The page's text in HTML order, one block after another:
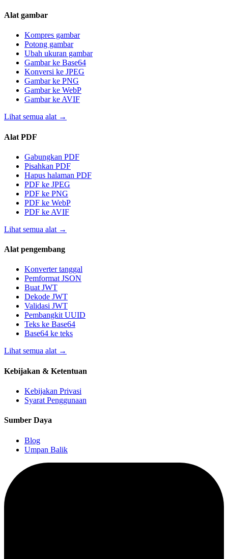
Alat gambar
Kompres gambar
Potong gambar
Ubah ukuran gambar
Gambar ke Base64
Konversi ke JPEG
Gambar ke PNG
Gambar ke WebP
Gambar ke AVIF
Lihat semua alat→
Alat PDF
Gabungkan PDF
Pisahkan PDF
Hapus halaman PDF
PDF ke JPEG
PDF ke PNG
PDF ke WebP
PDF ke AVIF
Lihat semua alat →
Alat pengembang
Konverter tanggal
Pemformat JSON
Buat JWT
Dekode JWT
Validasi JWT
Pembangkit UUID
Teks ke Base64
Base64 ke teks
Lihat semua alat→
Kebijakan & Ketentuan
Kebijakan Privasi
Syarat Penggunaan
Sumber Daya
Blog
Umpan Balik